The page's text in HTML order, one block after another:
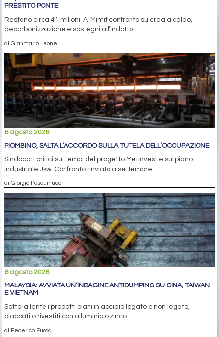
PRESTITO PONTE
Restano circa 41 milioni. Al Mimit confronto su area a caldo,
decarbonizzazione e sostegni all’indotto
di Gianmario Leone
6 agosto 2026
PIOMBINO, SALTA L’ACCORDO SULLA TUTELA DELL’OCCUPAZIONE
Sindacati critici sui tempi del progetto Metinvest e sul piano
industriale Jsw. Confronto rinviato a settembre
di Giorgio Pasquinucci
6 agosto 2026
MALAYSIA: AVVIATA UN’INDAGINE ANTIDUMPING SU CINA, TAIWAN
E VIETNAM
Sotto la lente i prodotti piani in acciaio legato e non legato,
placcati o rivestiti con alluminio o zinco
di Federico Fusca